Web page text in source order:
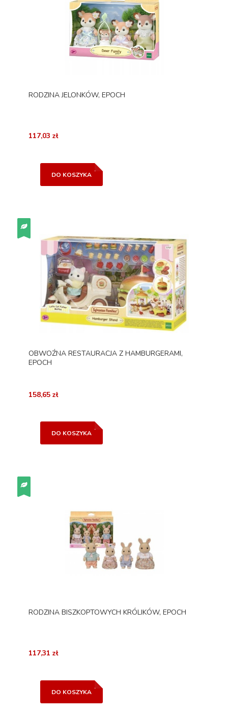
RODZINA JELONKÓW, EPOCH
117,03 zł
DO KOSZYKA
OBWOŹNA RESTAURACJA Z HAMBURGERAMI,
EPOCH
158,65 zł
DO KOSZYKA
RODZINA BISZKOPTOWYCH KRÓLIKÓW, EPOCH
117,31 zł
DO KOSZYKA